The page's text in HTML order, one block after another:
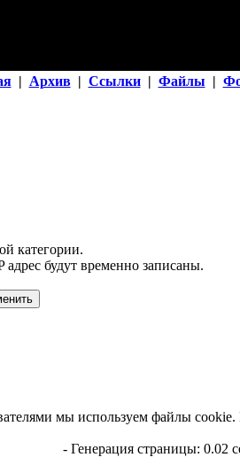
| Архив | Ссылки | Файлы |
категории.
будут временно записаны.
мы используем файлы
- Генерация страницы: 0.02